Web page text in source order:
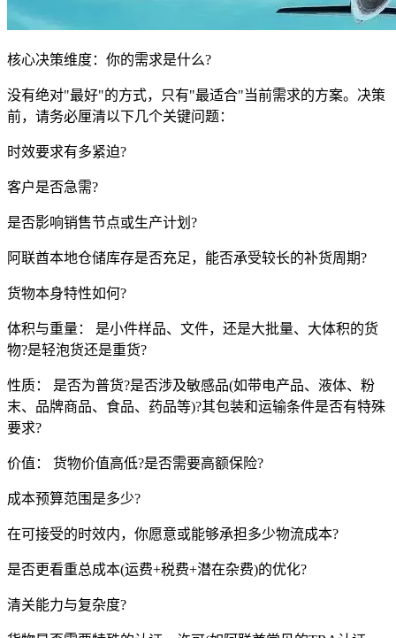
核心决策维度：你的需求是什么?
没有绝对"最好"的方式，只有"最适合"当前需求的方案。决策
前，请务必厘清以下几个关键问题：
时效要求有多紧迫?
客户是否急需?
是否影响销售节点或生产计划?
阿联酋本地仓储库存是否充足，能否承受较长的补货周期?
货物本身特性如何?
体积与重量： 是小件样品、文件，还是大批量、大体积的货
物?是轻泡货还是重货?
性质： 是否为普货?是否涉及敏感品(如带电产品、液体、粉
末、品牌商品、食品、药品等)?其包装和运输条件是否有特殊
要求?
价值： 货物价值高低?是否需要高额保险?
成本预算范围是多少?
在可接受的时效内，你愿意或能够承担多少物流成本?
是否更看重总成本(运费+税费+潜在杂费)的优化?
清关能力与复杂度?